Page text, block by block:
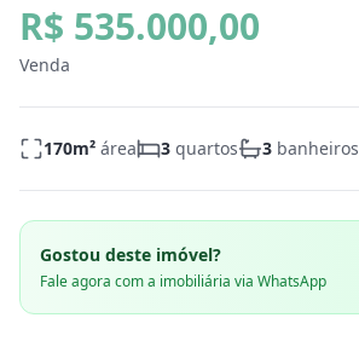
R$ 535.000,00
Venda
170m² área 3 quartos 3 banheiros
Gostou deste imóvel?
Fale agora com a imobiliária via WhatsApp